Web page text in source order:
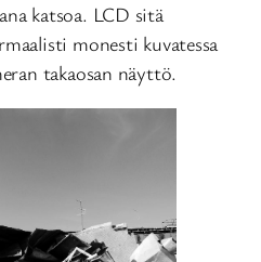
katsoa. LCD sitä
monesti kuvatessa
takaosan näyttö.